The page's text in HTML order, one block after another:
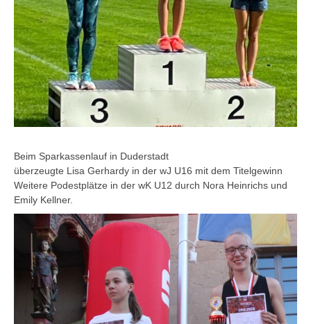
Beim Sparkassenlauf in Duderstadt
überzeugte Lisa Gerhardy in der wJ U16 mit dem Titelgewinn
Weitere Podestplätze in der wK U12 durch Nora Heinrichs und
Emily Kellner.